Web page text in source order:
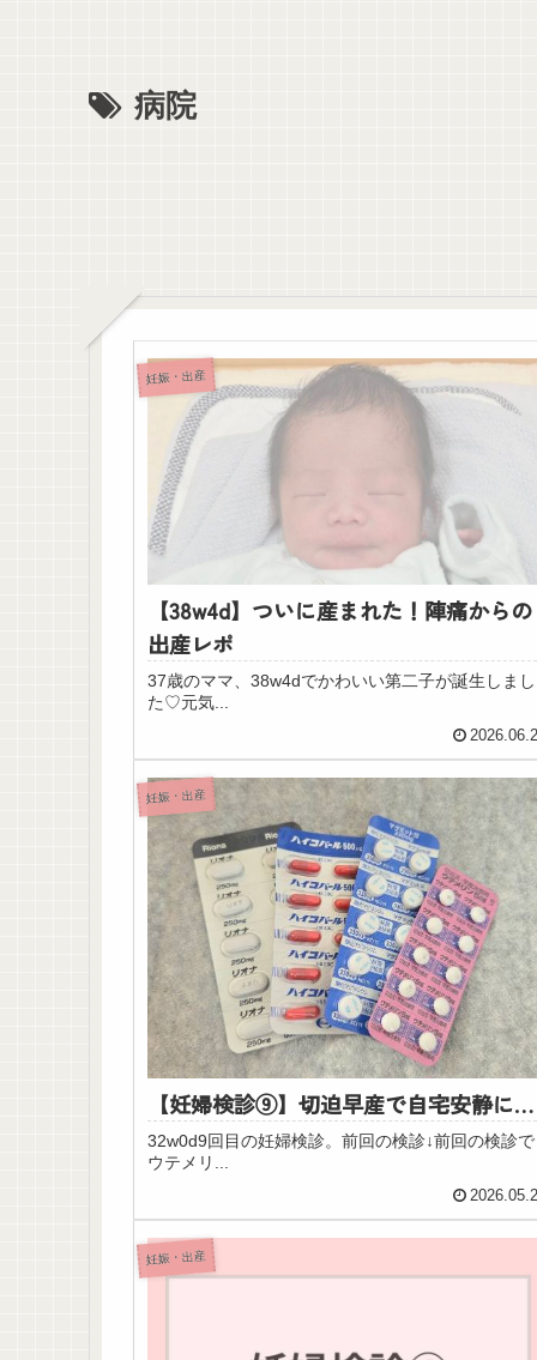
病院
妊娠・出産
【38w4d】ついに産まれた！陣痛からの
出産レポ
37歳のママ、38w4dでかわいい第二子が誕生しまし
た♡元気...
妊娠・出産
【妊婦検診⑨】切迫早産で自宅安静に…
32w0d9回目の妊婦検診。前回の検診↓前回の検診で
ウテメリ...
妊娠・出産